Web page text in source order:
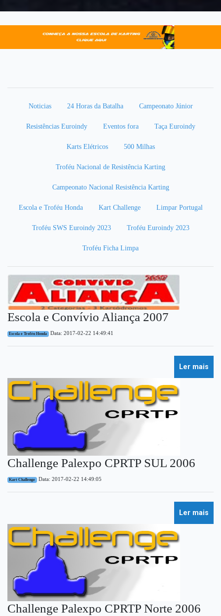
Noticias 24 Horas da Batalha Campeonato Júnior
Resistências Euroindy Eventos fora Taça Euroindy
Karts Elétricos 500 Milhas
Troféu Nacional de Resistência Karting
Campeonato Nacional Resistência Karting
Escola e Troféu Honda Kart Challenge Limpar Portugal
Troféu SWS Euroindy 2023 Troféu Euroindy 2023
Troféu Ficha Limpa
Escola e Convívio Aliança 2007
Escola e Troféu Honda Data: 2017-02-22 14:49:41
Ler mais
Challenge Palexpo CPRTP SUL 2006
Kart Challenge Data: 2017-02-22 14:49:05
Ler mais
Challenge Palexpo CPRTP Norte 2006